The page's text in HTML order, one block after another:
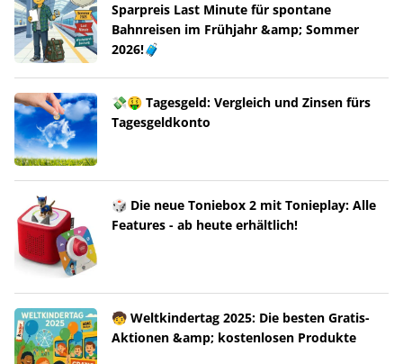
Sparpreis Last Minute für spontane
Bahnreisen im Frühjahr &amp; Sommer
2026!🧳
💸🤑 Tagesgeld: Vergleich und Zinsen fürs
Tagesgeldkonto
🎲 Die neue Toniebox 2 mit Tonieplay: Alle
Features - ab heute erhältlich!
🧒 Weltkindertag 2025: Die besten Gratis-
Aktionen &amp; kostenlosen Produkte